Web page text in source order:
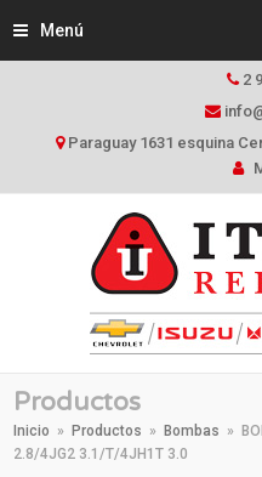
Menú
2
Paraguay 1631 esquina
Productos
Inicio » Productos » Bombas »
2.8/4JG2 3.1/T/4JH1T 3.0